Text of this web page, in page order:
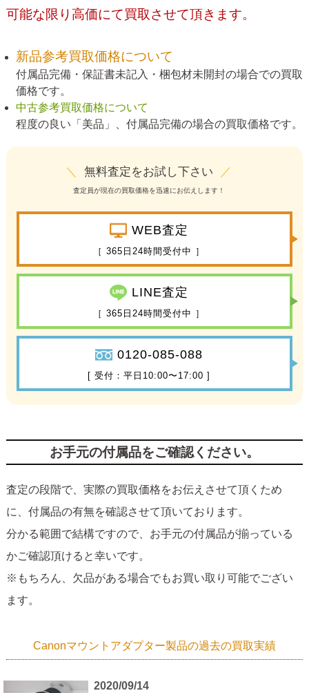
可能な限り高価にて買取させて頂きます。
新品参考買取価格について
付属品完備・保証書未記入・梱包材未開封の場合での買取
価格です。
中古参考買取価格について
程度の良い「美品」、付属品完備の場合の買取価格です。
＼ 無料査定をお試し下さい ／
査定員が現在の買取価格を迅速にお伝えします！
WEB査定
［ 365日24時間受付中 ］
LINE査定
［ 365日24時間受付中 ］
0120-085-088
[ 受付：平日10:00〜17:00 ]
お手元の付属品をご確認ください。
査定の段階で、実際の買取価格をお伝えさせて頂くため
に、付属品の有無を確認させて頂いております。
分かる範囲で結構ですので、お手元の付属品が揃っている
かご確認頂けると幸いです。
※もちろん、欠品がある場合でもお買い取り可能でござい
ます。
Canonマウントアダプター製品の過去の買取実績
2020/09/14